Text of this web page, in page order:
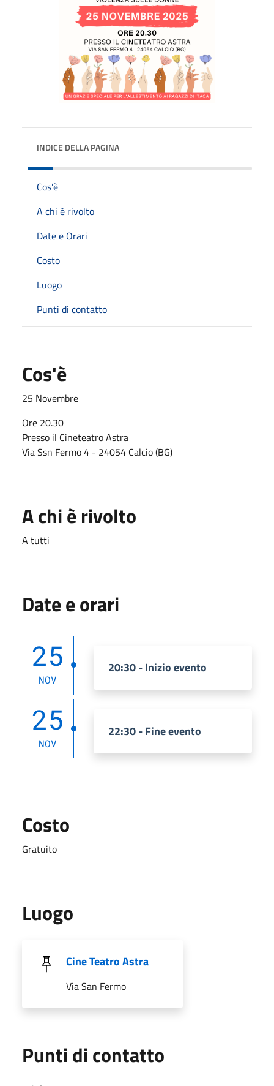
INDICE DELLA PAGINA
Cos'è
A chi è rivolto
Date e Orari
Costo
Luogo
Punti di contatto
Cos'è
25 Novembre
Ore 20.30
Presso il Cineteatro Astra
Via Ssn Fermo 4 - 24054 Calcio (BG)
A chi è rivolto
A tutti
Date e orari
25
NOV
20:30 - Inizio evento
25
NOV
22:30 - Fine evento
Costo
Gratuito
Luogo
Cine Teatro Astra
Via San Fermo
Punti di contatto